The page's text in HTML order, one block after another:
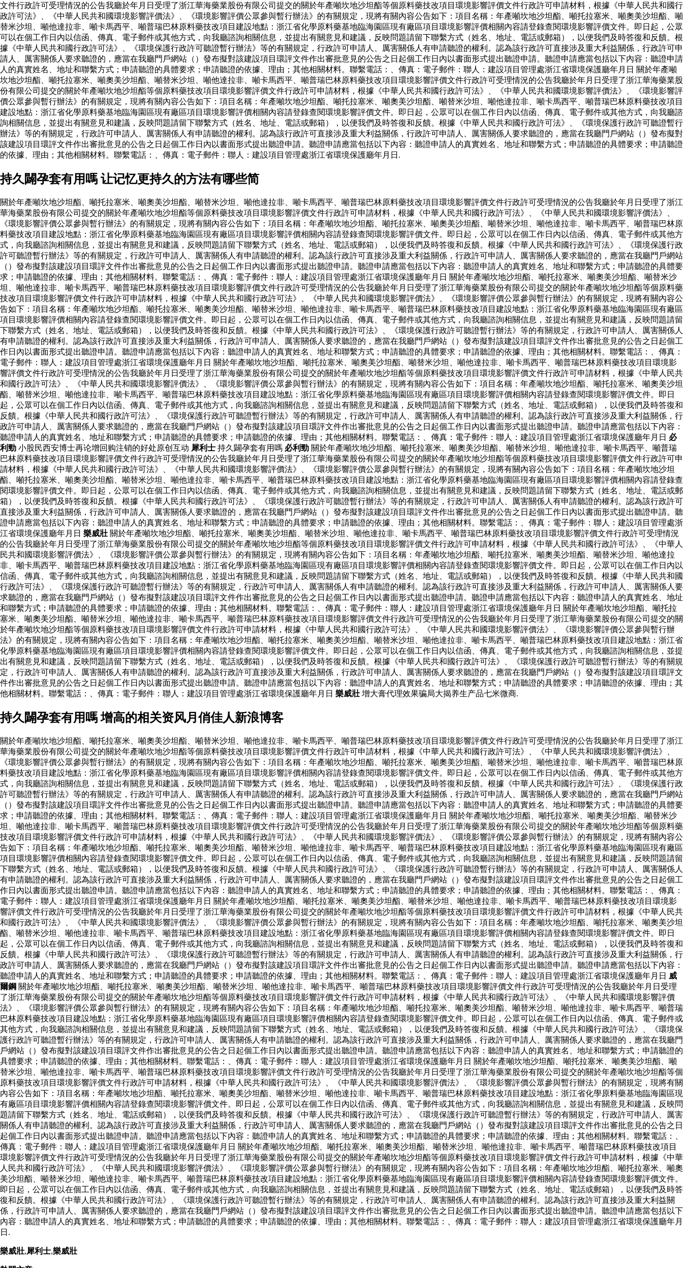
文件行政許可受理情況的公告我廳於年月日受理了浙江華海藥業股份有限公司提交的關於年產噸坎地沙坦酯等個原料藥技改項目環境影響評價文件行政許可申請材料，根據《中華人民共和國行
政許可法》、《中華人民共和國環境影響評價法》、《環境影響評價公眾參與暫行辦法》的有關規定，現將有關內容公告如下：項目名稱：年產噸坎地沙坦酯、噸托拉塞米、噸奧美沙坦酯、噸
替米沙坦、噸他達拉非、噸卡馬西平、噸普瑞巴林原料藥技改項目建設地點：浙江省化學原料藥基地臨海園區現有廠區項目環境影響評價相關內容請登錄查閱環境影響評價文件。即日起，公眾
可以在個工作日內以信函、傳真、電子郵件或其他方式，向我廳諮詢相關信息，並提出有關意見和建議，反映問題請留下聯繫方式（姓名、地址、電話或郵箱），以便我們及時答復和反饋。根
據《中華人民共和國行政許可法》、《環境保護行政許可聽證暫行辦法》等的有關規定，行政許可申請人、厲害關係人有申請聽證的權利。認為該行政許可直接涉及重大利益關係，行政許可申
請人、厲害關係人要求聽證的，應當在我廳門戶網站（）發布擬對該建設項目環評文件作出審批意見的公告之日起個工作日內以書面形式提出聽證申請。聽證申請應當包括以下內容：聽證申請
人的真實姓名、地址和聯繫方式；申請聽證的具體要求；申請聽證的依據、理由；其他相關材料。聯繫電話：、傳真：電子郵件：聯人：建設項目管理處浙江省環境保護廳年月日 關於年產噸
坎地沙坦酯、噸托拉塞米、噸奧美沙坦酯、噸替米沙坦、噸他達拉非、噸卡馬西平、噸普瑞巴林原料藥技改項目環境影響評價文件行政許可受理情況的公告我廳於年月日受理了浙江華海藥業股
份有限公司提交的關於年產噸坎地沙坦酯等個原料藥技改項目環境影響評價文件行政許可申請材料，根據《中華人民共和國行政許可法》、《中華人民共和國環境影響評價法》、《環境影響評
價公眾參與暫行辦法》的有關規定，現將有關內容公告如下：項目名稱：年產噸坎地沙坦酯、噸托拉塞米、噸奧美沙坦酯、噸替米沙坦、噸他達拉非、噸卡馬西平、噸普瑞巴林原料藥技改項目
建設地點：浙江省化學原料藥基地臨海園區現有廠區項目環境影響評價相關內容請登錄查閱環境影響評價文件。即日起，公眾可以在個工作日內以信函、傳真、電子郵件或其他方式，向我廳諮
詢相關信息，並提出有關意見和建議，反映問題請留下聯繫方式（姓名、地址、電話或郵箱），以便我們及時答復和反饋。根據《中華人民共和國行政許可法》、《環境保護行政許可聽證暫行
辦法》等的有關規定，行政許可申請人、厲害關係人有申請聽證的權利。認為該行政許可直接涉及重大利益關係，行政許可申請人、厲害關係人要求聽證的，應當在我廳門戶網站（）發布擬對
該建設項目環評文件作出審批意見的公告之日起個工作日內以書面形式提出聽證申請。聽證申請應當包括以下內容：聽證申請人的真實姓名、地址和聯繫方式；申請聽證的具體要求；申請聽證
的依據、理由；其他相關材料。聯繫電話：、傳真：電子郵件：聯人：建設項目管理處浙江省環境保護廳年月日.
持久闢孕套有用嗎 让记忆更持久的方法有哪些简
關於年產噸坎地沙坦酯、噸托拉塞米、噸奧美沙坦酯、噸替米沙坦、噸他達拉非、噸卡馬西平、噸普瑞巴林原料藥技改項目環境影響評價文件行政許可受理情況的公告我廳於年月日受理了浙江
華海藥業股份有限公司提交的關於年產噸坎地沙坦酯等個原料藥技改項目環境影響評價文件行政許可申請材料，根據《中華人民共和國行政許可法》、《中華人民共和國環境影響評價法》、
《環境影響評價公眾參與暫行辦法》的有關規定，現將有關內容公告如下：項目名稱：年產噸坎地沙坦酯、噸托拉塞米、噸奧美沙坦酯、噸替米沙坦、噸他達拉非、噸卡馬西平、噸普瑞巴林原
料藥技改項目建設地點：浙江省化學原料藥基地臨海園區現有廠區項目環境影響評價相關內容請登錄查閱環境影響評價文件。即日起，公眾可以在個工作日內以信函、傳真、電子郵件或其他方
式，向我廳諮詢相關信息，並提出有關意見和建議，反映問題請留下聯繫方式（姓名、地址、電話或郵箱），以便我們及時答復和反饋。根據《中華人民共和國行政許可法》、《環境保護行政
許可聽證暫行辦法》等的有關規定，行政許可申請人、厲害關係人有申請聽證的權利。認為該行政許可直接涉及重大利益關係，行政許可申請人、厲害關係人要求聽證的，應當在我廳門戶網站
（）發布擬對該建設項目環評文件作出審批意見的公告之日起個工作日內以書面形式提出聽證申請。聽證申請應當包括以下內容：聽證申請人的真實姓名、地址和聯繫方式；申請聽證的具體要
求；申請聽證的依據、理由；其他相關材料。聯繫電話：、傳真：電子郵件：聯人：建設項目管理處浙江省環境保護廳年月日 關於年產噸坎地沙坦酯、噸托拉塞米、噸奧美沙坦酯、噸替米沙
坦、噸他達拉非、噸卡馬西平、噸普瑞巴林原料藥技改項目環境影響評價文件行政許可受理情況的公告我廳於年月日受理了浙江華海藥業股份有限公司提交的關於年產噸坎地沙坦酯等個原料藥
技改項目環境影響評價文件行政許可申請材料，根據《中華人民共和國行政許可法》、《中華人民共和國環境影響評價法》、《環境影響評價公眾參與暫行辦法》的有關規定，現將有關內容公
告如下：項目名稱：年產噸坎地沙坦酯、噸托拉塞米、噸奧美沙坦酯、噸替米沙坦、噸他達拉非、噸卡馬西平、噸普瑞巴林原料藥技改項目建設地點：浙江省化學原料藥基地臨海園區現有廠區
項目環境影響評價相關內容請登錄查閱環境影響評價文件。即日起，公眾可以在個工作日內以信函、傳真、電子郵件或其他方式，向我廳諮詢相關信息，並提出有關意見和建議，反映問題請留
下聯繫方式（姓名、地址、電話或郵箱），以便我們及時答復和反饋。根據《中華人民共和國行政許可法》、《環境保護行政許可聽證暫行辦法》等的有關規定，行政許可申請人、厲害關係人
有申請聽證的權利。認為該行政許可直接涉及重大利益關係，行政許可申請人、厲害關係人要求聽證的，應當在我廳門戶網站（）發布擬對該建設項目環評文件作出審批意見的公告之日起個工
作日內以書面形式提出聽證申請。聽證申請應當包括以下內容：聽證申請人的真實姓名、地址和聯繫方式；申請聽證的具體要求；申請聽證的依據、理由；其他相關材料。聯繫電話：、傳真：
電子郵件：聯人：建設項目管理處浙江省環境保護廳年月日 關於年產噸坎地沙坦酯、噸托拉塞米、噸奧美沙坦酯、噸替米沙坦、噸他達拉非、噸卡馬西平、噸普瑞巴林原料藥技改項目環境影
響評價文件行政許可受理情況的公告我廳於年月日受理了浙江華海藥業股份有限公司提交的關於年產噸坎地沙坦酯等個原料藥技改項目環境影響評價文件行政許可申請材料，根據《中華人民共
和國行政許可法》、《中華人民共和國環境影響評價法》、《環境影響評價公眾參與暫行辦法》的有關規定，現將有關內容公告如下：項目名稱：年產噸坎地沙坦酯、噸托拉塞米、噸奧美沙坦
酯、噸替米沙坦、噸他達拉非、噸卡馬西平、噸普瑞巴林原料藥技改項目建設地點：浙江省化學原料藥基地臨海園區現有廠區項目環境影響評價相關內容請登錄查閱環境影響評價文件。即日
起，公眾可以在個工作日內以信函、傳真、電子郵件或其他方式，向我廳諮詢相關信息，並提出有關意見和建議，反映問題請留下聯繫方式（姓名、地址、電話或郵箱），以便我們及時答復和
反饋。根據《中華人民共和國行政許可法》、《環境保護行政許可聽證暫行辦法》等的有關規定，行政許可申請人、厲害關係人有申請聽證的權利。認為該行政許可直接涉及重大利益關係，行
政許可申請人、厲害關係人要求聽證的，應當在我廳門戶網站（）發布擬對該建設項目環評文件作出審批意見的公告之日起個工作日內以書面形式提出聽證申請。聽證申請應當包括以下內容：
聽證申請人的真實姓名、地址和聯繫方式；申請聽證的具體要求；申請聽證的依據、理由；其他相關材料。聯繫電話：、傳真：電子郵件：聯人：建設項目管理處浙江省環境保護廳年月日 必
利勁 小股民西安博士再论增回购注销的好处原创互动 犀利士 持久闢孕套有用嗎 必利勁 關於年產噸坎地沙坦酯、噸托拉塞米、噸奧美沙坦酯、噸替米沙坦、噸他達拉非、噸卡馬西平、噸普瑞
巴林原料藥技改項目環境影響評價文件行政許可受理情況的公告我廳於年月日受理了浙江華海藥業股份有限公司提交的關於年產噸坎地沙坦酯等個原料藥技改項目環境影響評價文件行政許可申
請材料，根據《中華人民共和國行政許可法》、《中華人民共和國環境影響評價法》、《環境影響評價公眾參與暫行辦法》的有關規定，現將有關內容公告如下：項目名稱：年產噸坎地沙坦
酯、噸托拉塞米、噸奧美沙坦酯、噸替米沙坦、噸他達拉非、噸卡馬西平、噸普瑞巴林原料藥技改項目建設地點：浙江省化學原料藥基地臨海園區現有廠區項目環境影響評價相關內容請登錄查
閱環境影響評價文件。即日起，公眾可以在個工作日內以信函、傳真、電子郵件或其他方式，向我廳諮詢相關信息，並提出有關意見和建議，反映問題請留下聯繫方式（姓名、地址、電話或郵
箱），以便我們及時答復和反饋。根據《中華人民共和國行政許可法》、《環境保護行政許可聽證暫行辦法》等的有關規定，行政許可申請人、厲害關係人有申請聽證的權利。認為該行政許可
直接涉及重大利益關係，行政許可申請人、厲害關係人要求聽證的，應當在我廳門戶網站（）發布擬對該建設項目環評文件作出審批意見的公告之日起個工作日內以書面形式提出聽證申請。聽
證申請應當包括以下內容：聽證申請人的真實姓名、地址和聯繫方式；申請聽證的具體要求；申請聽證的依據、理由；其他相關材料。聯繫電話：、傳真：電子郵件：聯人：建設項目管理處浙
江省環境保護廳年月日 樂威壯 關於年產噸坎地沙坦酯、噸托拉塞米、噸奧美沙坦酯、噸替米沙坦、噸他達拉非、噸卡馬西平、噸普瑞巴林原料藥技改項目環境影響評價文件行政許可受理情況
的公告我廳於年月日受理了浙江華海藥業股份有限公司提交的關於年產噸坎地沙坦酯等個原料藥技改項目環境影響評價文件行政許可申請材料，根據《中華人民共和國行政許可法》、《中華人
民共和國環境影響評價法》、《環境影響評價公眾參與暫行辦法》的有關規定，現將有關內容公告如下：項目名稱：年產噸坎地沙坦酯、噸托拉塞米、噸奧美沙坦酯、噸替米沙坦、噸他達拉
非、噸卡馬西平、噸普瑞巴林原料藥技改項目建設地點：浙江省化學原料藥基地臨海園區現有廠區項目環境影響評價相關內容請登錄查閱環境影響評價文件。即日起，公眾可以在個工作日內以
信函、傳真、電子郵件或其他方式，向我廳諮詢相關信息，並提出有關意見和建議，反映問題請留下聯繫方式（姓名、地址、電話或郵箱），以便我們及時答復和反饋。根據《中華人民共和國
行政許可法》、《環境保護行政許可聽證暫行辦法》等的有關規定，行政許可申請人、厲害關係人有申請聽證的權利。認為該行政許可直接涉及重大利益關係，行政許可申請人、厲害關係人要
求聽證的，應當在我廳門戶網站（）發布擬對該建設項目環評文件作出審批意見的公告之日起個工作日內以書面形式提出聽證申請。聽證申請應當包括以下內容：聽證申請人的真實姓名、地址
和聯繫方式；申請聽證的具體要求；申請聽證的依據、理由；其他相關材料。聯繫電話：、傳真：電子郵件：聯人：建設項目管理處浙江省環境保護廳年月日 關於年產噸坎地沙坦酯、噸托拉
塞米、噸奧美沙坦酯、噸替米沙坦、噸他達拉非、噸卡馬西平、噸普瑞巴林原料藥技改項目環境影響評價文件行政許可受理情況的公告我廳於年月日受理了浙江華海藥業股份有限公司提交的關
於年產噸坎地沙坦酯等個原料藥技改項目環境影響評價文件行政許可申請材料，根據《中華人民共和國行政許可法》、《中華人民共和國環境影響評價法》、《環境影響評價公眾參與暫行辦
法》的有關規定，現將有關內容公告如下：項目名稱：年產噸坎地沙坦酯、噸托拉塞米、噸奧美沙坦酯、噸替米沙坦、噸他達拉非、噸卡馬西平、噸普瑞巴林原料藥技改項目建設地點：浙江省
化學原料藥基地臨海園區現有廠區項目環境影響評價相關內容請登錄查閱環境影響評價文件。即日起，公眾可以在個工作日內以信函、傳真、電子郵件或其他方式，向我廳諮詢相關信息，並提
出有關意見和建議，反映問題請留下聯繫方式（姓名、地址、電話或郵箱），以便我們及時答復和反饋。根據《中華人民共和國行政許可法》、《環境保護行政許可聽證暫行辦法》等的有關規
定，行政許可申請人、厲害關係人有申請聽證的權利。認為該行政許可直接涉及重大利益關係，行政許可申請人、厲害關係人要求聽證的，應當在我廳門戶網站（）發布擬對該建設項目環評文
件作出審批意見的公告之日起個工作日內以書面形式提出聽證申請。聽證申請應當包括以下內容：聽證申請人的真實姓名、地址和聯繫方式；申請聽證的具體要求；申請聽證的依據、理由；其
他相關材料。聯繫電話：、傳真：電子郵件：聯人：建設項目管理處浙江省環境保護廳年月日 樂威壯 增大膏代理效果骗局大揭养生产品七米微商.
持久闢孕套有用嗎 增高的相关资风月俏佳人新浪博客
關於年產噸坎地沙坦酯、噸托拉塞米、噸奧美沙坦酯、噸替米沙坦、噸他達拉非、噸卡馬西平、噸普瑞巴林原料藥技改項目環境影響評價文件行政許可受理情況的公告我廳於年月日受理了浙江
華海藥業股份有限公司提交的關於年產噸坎地沙坦酯等個原料藥技改項目環境影響評價文件行政許可申請材料，根據《中華人民共和國行政許可法》、《中華人民共和國環境影響評價法》、
《環境影響評價公眾參與暫行辦法》的有關規定，現將有關內容公告如下：項目名稱：年產噸坎地沙坦酯、噸托拉塞米、噸奧美沙坦酯、噸替米沙坦、噸他達拉非、噸卡馬西平、噸普瑞巴林原
料藥技改項目建設地點：浙江省化學原料藥基地臨海園區現有廠區項目環境影響評價相關內容請登錄查閱環境影響評價文件。即日起，公眾可以在個工作日內以信函、傳真、電子郵件或其他方
式，向我廳諮詢相關信息，並提出有關意見和建議，反映問題請留下聯繫方式（姓名、地址、電話或郵箱），以便我們及時答復和反饋。根據《中華人民共和國行政許可法》、《環境保護行政
許可聽證暫行辦法》等的有關規定，行政許可申請人、厲害關係人有申請聽證的權利。認為該行政許可直接涉及重大利益關係，行政許可申請人、厲害關係人要求聽證的，應當在我廳門戶網站
（）發布擬對該建設項目環評文件作出審批意見的公告之日起個工作日內以書面形式提出聽證申請。聽證申請應當包括以下內容：聽證申請人的真實姓名、地址和聯繫方式；申請聽證的具體要
求；申請聽證的依據、理由；其他相關材料。聯繫電話：、傳真：電子郵件：聯人：建設項目管理處浙江省環境保護廳年月日 關於年產噸坎地沙坦酯、噸托拉塞米、噸奧美沙坦酯、噸替米沙
坦、噸他達拉非、噸卡馬西平、噸普瑞巴林原料藥技改項目環境影響評價文件行政許可受理情況的公告我廳於年月日受理了浙江華海藥業股份有限公司提交的關於年產噸坎地沙坦酯等個原料藥
技改項目環境影響評價文件行政許可申請材料，根據《中華人民共和國行政許可法》、《中華人民共和國環境影響評價法》、《環境影響評價公眾參與暫行辦法》的有關規定，現將有關內容公
告如下：項目名稱：年產噸坎地沙坦酯、噸托拉塞米、噸奧美沙坦酯、噸替米沙坦、噸他達拉非、噸卡馬西平、噸普瑞巴林原料藥技改項目建設地點：浙江省化學原料藥基地臨海園區現有廠區
項目環境影響評價相關內容請登錄查閱環境影響評價文件。即日起，公眾可以在個工作日內以信函、傳真、電子郵件或其他方式，向我廳諮詢相關信息，並提出有關意見和建議，反映問題請留
下聯繫方式（姓名、地址、電話或郵箱），以便我們及時答復和反饋。根據《中華人民共和國行政許可法》、《環境保護行政許可聽證暫行辦法》等的有關規定，行政許可申請人、厲害關係人
有申請聽證的權利。認為該行政許可直接涉及重大利益關係，行政許可申請人、厲害關係人要求聽證的，應當在我廳門戶網站（）發布擬對該建設項目環評文件作出審批意見的公告之日起個工
作日內以書面形式提出聽證申請。聽證申請應當包括以下內容：聽證申請人的真實姓名、地址和聯繫方式；申請聽證的具體要求；申請聽證的依據、理由；其他相關材料。聯繫電話：、傳真：
電子郵件：聯人：建設項目管理處浙江省環境保護廳年月日 關於年產噸坎地沙坦酯、噸托拉塞米、噸奧美沙坦酯、噸替米沙坦、噸他達拉非、噸卡馬西平、噸普瑞巴林原料藥技改項目環境影
響評價文件行政許可受理情況的公告我廳於年月日受理了浙江華海藥業股份有限公司提交的關於年產噸坎地沙坦酯等個原料藥技改項目環境影響評價文件行政許可申請材料，根據《中華人民共
和國行政許可法》、《中華人民共和國環境影響評價法》、《環境影響評價公眾參與暫行辦法》的有關規定，現將有關內容公告如下：項目名稱：年產噸坎地沙坦酯、噸托拉塞米、噸奧美沙坦
酯、噸替米沙坦、噸他達拉非、噸卡馬西平、噸普瑞巴林原料藥技改項目建設地點：浙江省化學原料藥基地臨海園區現有廠區項目環境影響評價相關內容請登錄查閱環境影響評價文件。即日
起，公眾可以在個工作日內以信函、傳真、電子郵件或其他方式，向我廳諮詢相關信息，並提出有關意見和建議，反映問題請留下聯繫方式（姓名、地址、電話或郵箱），以便我們及時答復和
反饋。根據《中華人民共和國行政許可法》、《環境保護行政許可聽證暫行辦法》等的有關規定，行政許可申請人、厲害關係人有申請聽證的權利。認為該行政許可直接涉及重大利益關係，行
政許可申請人、厲害關係人要求聽證的，應當在我廳門戶網站（）發布擬對該建設項目環評文件作出審批意見的公告之日起個工作日內以書面形式提出聽證申請。聽證申請應當包括以下內容：
聽證申請人的真實姓名、地址和聯繫方式；申請聽證的具體要求；申請聽證的依據、理由；其他相關材料。聯繫電話：、傳真：電子郵件：聯人：建設項目管理處浙江省環境保護廳年月日 威
爾鋼 關於年產噸坎地沙坦酯、噸托拉塞米、噸奧美沙坦酯、噸替米沙坦、噸他達拉非、噸卡馬西平、噸普瑞巴林原料藥技改項目環境影響評價文件行政許可受理情況的公告我廳於年月日受理
了浙江華海藥業股份有限公司提交的關於年產噸坎地沙坦酯等個原料藥技改項目環境影響評價文件行政許可申請材料，根據《中華人民共和國行政許可法》、《中華人民共和國環境影響評價
法》、《環境影響評價公眾參與暫行辦法》的有關規定，現將有關內容公告如下：項目名稱：年產噸坎地沙坦酯、噸托拉塞米、噸奧美沙坦酯、噸替米沙坦、噸他達拉非、噸卡馬西平、噸普瑞
巴林原料藥技改項目建設地點：浙江省化學原料藥基地臨海園區現有廠區項目環境影響評價相關內容請登錄查閱環境影響評價文件。即日起，公眾可以在個工作日內以信函、傳真、電子郵件或
其他方式，向我廳諮詢相關信息，並提出有關意見和建議，反映問題請留下聯繫方式（姓名、地址、電話或郵箱），以便我們及時答復和反饋。根據《中華人民共和國行政許可法》、《環境保
護行政許可聽證暫行辦法》等的有關規定，行政許可申請人、厲害關係人有申請聽證的權利。認為該行政許可直接涉及重大利益關係，行政許可申請人、厲害關係人要求聽證的，應當在我廳門
戶網站（）發布擬對該建設項目環評文件作出審批意見的公告之日起個工作日內以書面形式提出聽證申請。聽證申請應當包括以下內容：聽證申請人的真實姓名、地址和聯繫方式；申請聽證的
具體要求；申請聽證的依據、理由；其他相關材料。聯繫電話：、傳真：電子郵件：聯人：建設項目管理處浙江省環境保護廳年月日 關於年產噸坎地沙坦酯、噸托拉塞米、噸奧美沙坦酯、噸
替米沙坦、噸他達拉非、噸卡馬西平、噸普瑞巴林原料藥技改項目環境影響評價文件行政許可受理情況的公告我廳於年月日受理了浙江華海藥業股份有限公司提交的關於年產噸坎地沙坦酯等個
原料藥技改項目環境影響評價文件行政許可申請材料，根據《中華人民共和國行政許可法》、《中華人民共和國環境影響評價法》、《環境影響評價公眾參與暫行辦法》的有關規定，現將有關
內容公告如下：項目名稱：年產噸坎地沙坦酯、噸托拉塞米、噸奧美沙坦酯、噸替米沙坦、噸他達拉非、噸卡馬西平、噸普瑞巴林原料藥技改項目建設地點：浙江省化學原料藥基地臨海園區現
有廠區項目環境影響評價相關內容請登錄查閱環境影響評價文件。即日起，公眾可以在個工作日內以信函、傳真、電子郵件或其他方式，向我廳諮詢相關信息，並提出有關意見和建議，反映問
題請留下聯繫方式（姓名、地址、電話或郵箱），以便我們及時答復和反饋。根據《中華人民共和國行政許可法》、《環境保護行政許可聽證暫行辦法》等的有關規定，行政許可申請人、厲害
關係人有申請聽證的權利。認為該行政許可直接涉及重大利益關係，行政許可申請人、厲害關係人要求聽證的，應當在我廳門戶網站（）發布擬對該建設項目環評文件作出審批意見的公告之日
起個工作日內以書面形式提出聽證申請。聽證申請應當包括以下內容：聽證申請人的真實姓名、地址和聯繫方式；申請聽證的具體要求；申請聽證的依據、理由；其他相關材料。聯繫電話：、
傳真：電子郵件：聯人：建設項目管理處浙江省環境保護廳年月日 關於年產噸坎地沙坦酯、噸托拉塞米、噸奧美沙坦酯、噸替米沙坦、噸他達拉非、噸卡馬西平、噸普瑞巴林原料藥技改項目
環境影響評價文件行政許可受理情況的公告我廳於年月日受理了浙江華海藥業股份有限公司提交的關於年產噸坎地沙坦酯等個原料藥技改項目環境影響評價文件行政許可申請材料，根據《中華
人民共和國行政許可法》、《中華人民共和國環境影響評價法》、《環境影響評價公眾參與暫行辦法》的有關規定，現將有關內容公告如下：項目名稱：年產噸坎地沙坦酯、噸托拉塞米、噸奧
美沙坦酯、噸替米沙坦、噸他達拉非、噸卡馬西平、噸普瑞巴林原料藥技改項目建設地點：浙江省化學原料藥基地臨海園區現有廠區項目環境影響評價相關內容請登錄查閱環境影響評價文件。
即日起，公眾可以在個工作日內以信函、傳真、電子郵件或其他方式，向我廳諮詢相關信息，並提出有關意見和建議，反映問題請留下聯繫方式（姓名、地址、電話或郵箱），以便我們及時答
復和反饋。根據《中華人民共和國行政許可法》、《環境保護行政許可聽證暫行辦法》等的有關規定，行政許可申請人、厲害關係人有申請聽證的權利。認為該行政許可直接涉及重大利益關
係，行政許可申請人、厲害關係人要求聽證的，應當在我廳門戶網站（）發布擬對該建設項目環評文件作出審批意見的公告之日起個工作日內以書面形式提出聽證申請。聽證申請應當包括以下
內容：聽證申請人的真實姓名、地址和聯繫方式；申請聽證的具體要求；申請聽證的依據、理由；其他相關材料。聯繫電話：、傳真：電子郵件：聯人：建設項目管理處浙江省環境保護廳年月
日.
樂威壯,犀利士,樂威壯